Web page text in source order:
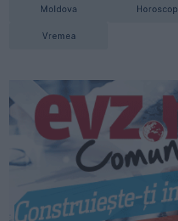
Moldova Horoscop
Vremea